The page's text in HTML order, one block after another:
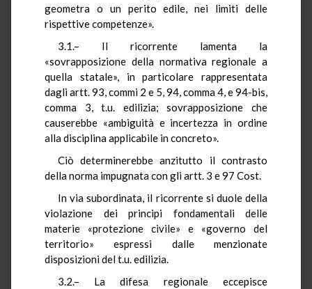
geometra o un perito edile, nei limiti delle
rispettive competenze».
3.1.– Il ricorrente lamenta la
«sovrapposizione della normativa regionale a
quella statale», in particolare rappresentata
dagli artt. 93, commi 2 e 5, 94, comma 4, e 94-bis,
comma 3,t.u. edilizia; sovrapposizione che
causerebbe «ambiguità e incertezza in ordine
alla disciplina applicabile in concreto».
Ciò determinerebbe anzitutto il contrasto
della norma impugnata con gli artt. 3 e 97 Cost.
In via subordinata, il ricorrente si duole della
violazione dei principi fondamentali delle
materie «protezione civile» e «governo del
territorio» espressi dalle menzionate
disposizioni delt.u.edilizia.
3.2.– La difesa regionale eccepisce